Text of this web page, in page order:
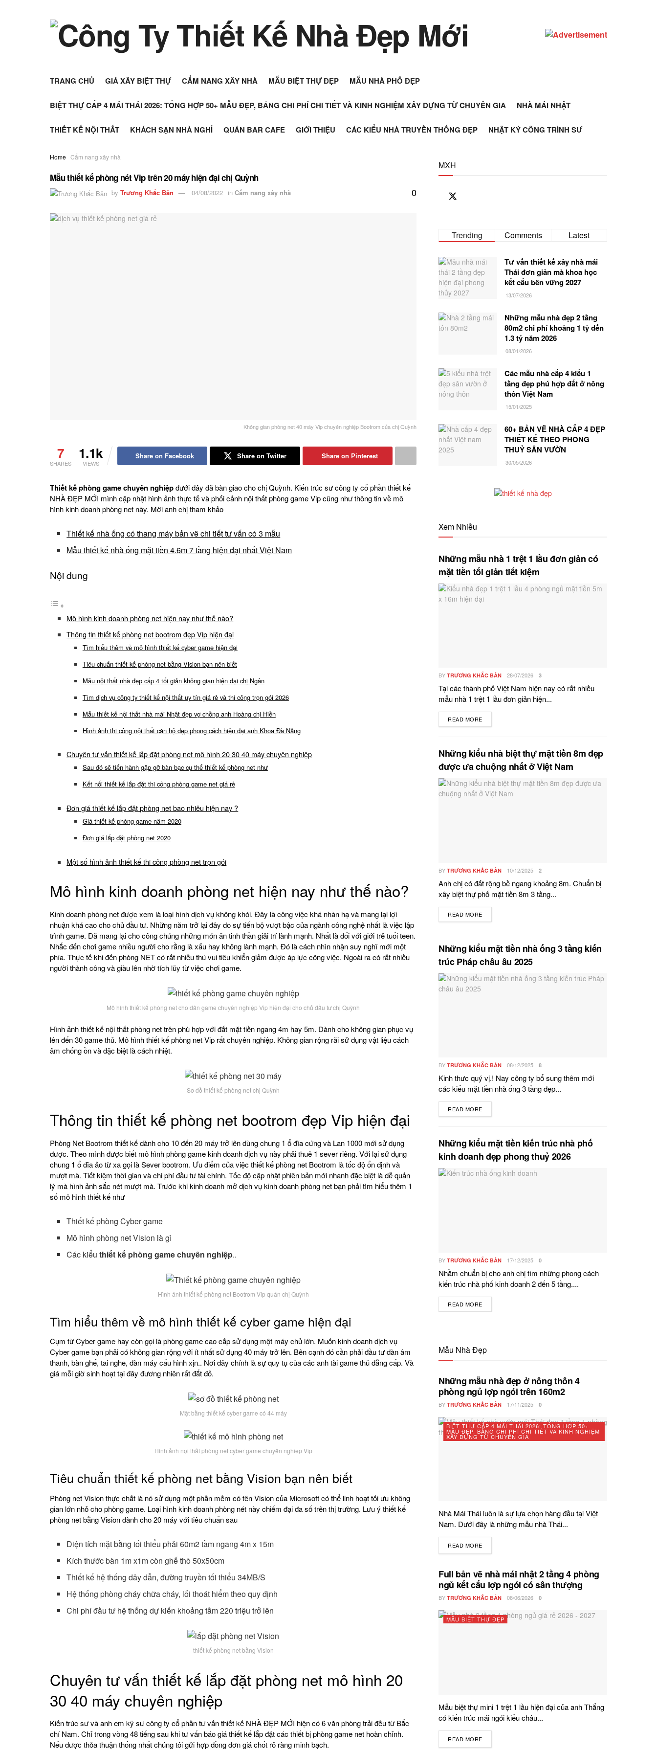
TRANG CHỦ GIÁ XÂY BIỆT THỰ CẨM NANG XÂY NHÀ MẪU BIỆT THỰ ĐẸP MẪU NHÀ PHỐ ĐẸP
BIỆT THỰ CẤP 4 MÁI THÁI 2026: TỔNG HỢP 50+ MẪU ĐẸP, BẢNG CHI PHÍ CHI TIẾT VÀ KINH NGHIỆM XÂY DỰNG TỪ CHUYÊN GIA NHÀ MÁI NHẬT
THIẾT KẾ NỘI THẤT KHÁCH SẠN NHÀ NGHỈ QUÁN BAR CAFE GIỚI THIỆU CÁC KIỂU NHÀ TRUYỀN THỐNG ĐẸP NHẬT KÝ CÔNG TRÌNH SƯ
Home Cẩm nang xây nhà
Mẫu thiết kế phòng nét Vip trên 20 máy hiện đại chị Quỳnh
by Trương Khắc Bản 04/08/2022 in Cẩm nang xây nhà 0
Không gian phòng net 40 máy Vip chuyên nghiệp Bootrom của chị Quỳnh
7
SHARES
1.1k
VIEWS
Share on Facebook Share on Twitter Share on Pinterest
Thiết kế phòng game chuyên nghiệpdưới đây đã bàn giao cho chị Quỳnh. Kiến trúc sư công ty cổ phần thiết kế
NHÀ ĐẸP MỚI mình cập nhật hình ảnh thực tế và phối cảnh nội thất phòng game Vip cũng như thông tin về mô
hình kinh doanh phòng net này. Mời anh chị tham khảo
Thiết kế nhà ống có thang máy bản vẽ chi tiết tư vấn có 3 mẫu
Mẫu thiết kế nhà ống mặt tiền 4.6m 7 tầng hiện đại nhất Việt Nam
Nội dung
Mô hình kinh doanh phòng net hiện nay như thế nào?
Thông tin thiết kế phòng net bootrom đẹp Vip hiện đại
Tìm hiểu thêm về mô hình thiết kế cyber game hiện đại
Tiêu chuẩn thiết kế phòng net bằng Vision bạn nên biết
Mẫu nội thất nhà đẹp cấp 4 tối giản không gian hiện đại chị Ngân
Tìm dịch vụ công ty thiết kế nội thất uy tín giá rẻ và thi công trọn gói 2026
Mẫu thiết kế nội thất nhà mái Nhật đẹp vợ chồng anh Hoàng chị Hiền
Hình ảnh thi công nội thất căn hộ đẹp phong cách hiện đại anh Khoa Đà Nẵng
Chuyên tư vấn thiết kế lắp đặt phòng net mô hình 20 30 40 máy chuyên nghiệp
Sau đó sẽ tiến hành gặp gỡ bàn bạc cụ thể thiết kế phòng net như
Kết nối thiết kế lắp đặt thi công phòng game net giá rẻ
Đơn giá thiết kế lắp đặt phòng net bao nhiêu hiện nay ?
Giá thiết kế phòng game năm 2020
Đơn giá lắp đặt phòng net 2020
Một số hình ảnh thiết kế thi công phòng net trọn gói
Mô hình kinh doanh phòng net hiện nay như thế nào?
Kinh doanh phòng net được xem là loại hình dịch vụ không khói. Đây là công việc khá nhàn hạ và mang lại lợi
nhuận khá cao cho chủ đầu tư. Những năm trở lại đây do sự tiến bộ vượt bậc của ngành công nghệ nhất là việc lập
trình game. Đã mang lại cho công chúng những món ăn tinh thần giải trí lành mạnh. Nhất là đối với giới trẻ tuổi teen.
Nhắc đến chơi game nhiều người cho rằng là xấu hay không lành mạnh. Đó là cách nhìn nhận suy nghĩ mới một
phía. Thực tế khi đến phòng NET có rất nhiều thú vui tiêu khiển giảm được áp lực công việc. Ngoài ra có rất nhiều
người thành công và giàu lên nhờ tích lũy từ việc chơi game.
Mô hình thiết kế phòng net cho dân game chuyên nghiệp Vip hiện đại cho chủ đầu tư chị Quỳnh
Hình ảnh thiết kế nội thất phòng net trên phù hợp với đất mặt tiền ngang 4m hay 5m. Dành cho không gian phục vụ
lên đến 30 game thủ. Mô hình thiết kế phòng net Vip rất chuyên nghiệp. Không gian rộng rãi sử dụng vật liệu cách
âm chống ồn và đặc biệt là cách nhiệt.
Sơ đồ thiết kế phòng net chị Quỳnh
Thông tin thiết kế phòng net bootrom đẹp Vip hiện đại
Phòng Net Bootrom thiết kế dành cho 10 đến 20 máy trở lên dùng chung 1 ổ đĩa cứng và Lan 1000 mới sử dụng
được. Theo mình được biết mô hình phòng game kinh doanh dịch vụ này phải thuê 1 sever riêng. Với lại sử dụng
chung 1 ổ đĩa ảo từ xa gọi là Sever bootrom. Ưu điểm của việc thiết kế phòng net Bootrom là tốc độ ổn định và
mượt mà. Tiết kiệm thời gian và chi phí đầu tư tài chính. Tốc độ cập nhật phiên bản mới nhanh đặc biệt là dễ quản
lý mà hình ảnh sắc nét mượt mà. Trước khi kinh doanh mở dịch vụ kinh doanh phòng net bạn phải tìm hiểu thêm 1
số mô hình thiết kế như
Thiết kế phòng Cyber game
Mô hình phòng net Vision là gì
Các kiểuthiết kế phòng game chuyên nghiệp..
Hình ảnh thiết kế phòng net Bootrom Vip quán chị Quỳnh
Tìm hiểu thêm về mô hình thiết kế cyber game hiện đại
Cụm từ Cyber game hay còn gọi là phòng game cao cấp sử dụng một máy chủ lớn. Muốn kinh doanh dịch vụ
Cyber game bạn phải có không gian rộng với ít nhất sử dụng 40 máy trở lên. Bên cạnh đó cần phải đầu tư dàn âm
thanh, bàn ghế, tai nghe, dàn máy cấu hình xịn.. Nơi đây chính là sự quy tụ của các anh tài game thủ đẳng cấp. Và
giá mỗi giờ sinh hoạt tại đây đương nhiên rất đắt đỏ.
Mặt bằng thiết kế cyber game có 44 máy
Hình ảnh nội thất phòng net cyber game chuyên nghiệp Vip
Tiêu chuẩn thiết kế phòng net bằng Vision bạn nên biết
Phòng net Vision thực chất là nó sử dụng một phần mềm có tên Vision của Microsoft có thể linh hoạt tối ưu không
gian lớn nhỏ cho phòng game. Loại hình kinh doanh phòng nét này chiếm đại đa số trên thị trường. Lưu ý thiết kế
phòng net bằng Vision dành cho 20 máy với tiêu chuẩn sau
Diện tích mặt bằng tối thiểu phải 60m2 tầm ngang 4m x 15m
Kích thước bàn 1m x1m còn ghế thò 50x50cm
Thiết kế hệ thống dây dẫn, đường truyền tối thiểu 34MB/S
Hệ thống phòng cháy chữa cháy, lối thoát hiểm theo quy định
Chi phí đầu tư hệ thống dự kiến khoảng tầm 220 triệu trở lên
thiết kế phòng net bằng Vision
Chuyên tư vấn thiết kế lắp đặt phòng net mô hình 20
30 40 máy chuyên nghiệp
Kiến trúc sư và anh em kỹ sư công ty cổ phần tư vấn thiết kế NHÀ ĐẸP MỚI hiện có 6 văn phòng trải đều từ Bắc
chí Nam. Chỉ trong vòng 48 tiếng sau khi tư vấn báo giá thiết kế lắp đặt các thiết bị phòng game net hoàn chỉnh.
Nếu được thỏa thuận thống nhất chúng tôi gửi hợp đồng đơn giá chốt rõ ràng minh bạch.
MXH
Trending Comments Latest
Tư vấn thiết kế xây nhà mái
Thái đơn giản mà khoa học
kết cấu bền vững 2027
13/07/2026
Những mẫu nhà đẹp 2 tầng
80m2 chi phí khoảng 1 tỷ đến
1.3 tỷ năm 2026
08/01/2026
Các mẫu nhà cấp 4 kiểu 1
tầng đẹp phú hợp đất ở nông
thôn Việt Nam
15/01/2025
60+ BẢN VẼ NHÀ CẤP 4 ĐẸP
THIẾT KẾ THEO PHONG
THUỶ SÂN VƯỜN
30/05/2026
Xem Nhiều
Những mẫu nhà 1 trệt 1 lầu đơn giản có
mặt tiền tối giản tiết kiệm
BY TRƯƠNG KHẮC BẢN 28/07/2026 3
Tại các thành phố Việt Nam hiện nay có rất nhiều
mẫu nhà 1 trệt 1 lầu đơn giản hiện...
READ MORE
Những kiểu nhà biệt thự mặt tiền 8m đẹp
được ưa chuộng nhất ở Việt Nam
BY TRƯƠNG KHẮC BẢN 10/12/2025 2
Anh chị có đất rộng bề ngang khoảng 8m. Chuẩn bị
xây biệt thự phố mặt tiền 8m 3 tầng...
READ MORE
Những kiểu mặt tiền nhà ống 3 tầng kiến
trúc Pháp châu âu 2025
BY TRƯƠNG KHẮC BẢN 08/12/2025 8
Kinh thưc quý vị.! Nay công ty bổ sung thêm mới
các kiểu mặt tiền nhà ống 3 tầng đẹp...
READ MORE
Những kiểu mặt tiền kiến trúc nhà phố
kinh doanh đẹp phong thuỷ 2026
BY TRƯƠNG KHẮC BẢN 17/12/2025 0
Nhằm chuẩn bị cho anh chị tìm những phong cách
kiến trúc nhà phố kinh doanh 2 đến 5 tầng....
READ MORE
Mẫu Nhà Đẹp
Những mẫu nhà đẹp ở nông thôn 4
phòng ngủ lợp ngói trên 160m2
BY TRƯƠNG KHẮC BẢN 17/11/2025 0
BIỆT THỰ CẤP 4 MÁI THÁI 2026: TỔNG HỢP 50+
MẪU ĐẸP, BẢNG CHI PHÍ CHI TIẾT VÀ KINH NGHIỆM
XÂY DỰNG TỪ CHUYÊN GIA
Nhà Mái Thái luôn là sự lựa chọn hàng đầu tại Việt
Nam. Dưới đây là những mẫu nhà Thái...
READ MORE
Full bản vẽ nhà mái nhật 2 tầng 4 phòng
ngủ kết cấu lợp ngói có sân thượng
BY TRƯƠNG KHẮC BẢN 08/06/2026 0
MẪU BIỆT THỰ ĐẸP
Mẫu biệt thự mini 1 trệt 1 lầu hiện đại của anh Thắng
có kiến trúc mái ngói kiểu châu...
READ MORE